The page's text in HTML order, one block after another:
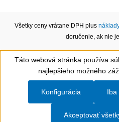
Všetky ceny vrátane DPH plus
doručenie, ak nie
Show toolbar
Táto webová stránka používa
najlepšieho možného
Iba
Konfigurácia
Akceptovať